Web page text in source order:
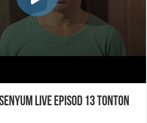
Live Episod 13 Tonton